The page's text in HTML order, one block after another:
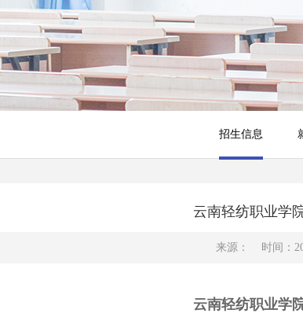
招生信息
招生信息
云南轻纺职业学
来源： 时间：
云南轻纺职业学